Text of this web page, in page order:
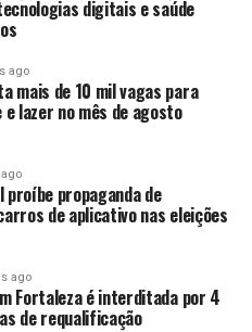
digitais e saúde
ago
mais de 10 mil vagas para
lazer no mês de agosto
propaganda de
de aplicativo nas eleições
ago
Fortaleza é interditada por 4
de requalificação